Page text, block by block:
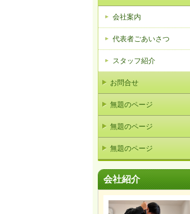
会社案内
代表者ごあいさつ
スタッフ紹介
お問合せ
無題のページ
無題のページ
無題のページ
会社紹介